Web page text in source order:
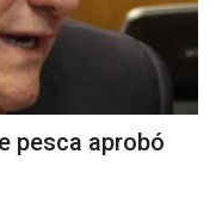
pesca aprobó